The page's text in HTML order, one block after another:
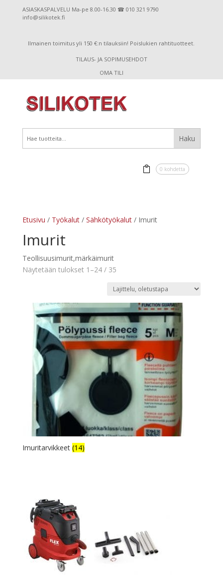
ASIASKASPALVELU Ma-pe 8.00-16.30 ☎ 010 321 9790
info@silikotek.fi
Ilmainen toimitus yli 150 €:n tilauksiin! Poislukien rahtituotteet.
TILAUS- JA SOPIMUSEHDOT
OMA TILI
0 kohdetta
Etusivu / Työkalut/ Sähkötyökalut/ Imurit
Imurit
Teollisuusimurit,märkäimurit
Näytetään tulokset 1–24 / 35
Imuritarvikkeet (14)